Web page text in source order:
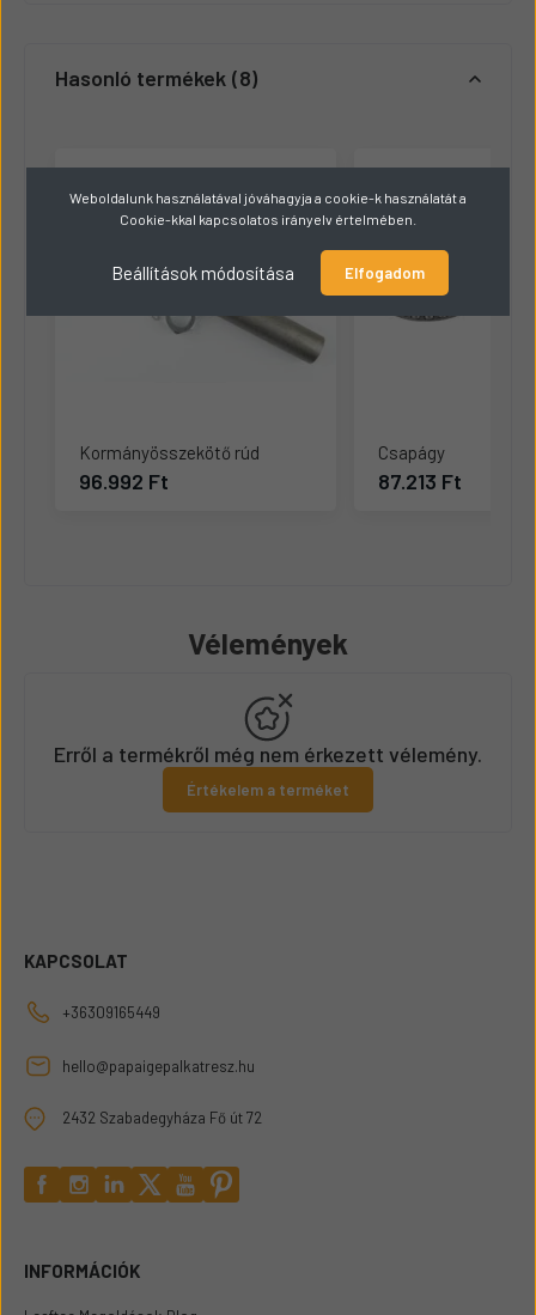
Hasonló termékek 8
Kormányösszekötő rúd
96.992 Ft
Csapágy
87.213 Ft
Vélemények
Erről a termékről még nem érkezett vélemény.
Értékelem a terméket
KAPCSOLAT
+36309165449
hello@papaigepalkatresz.hu
2432 Szabadegyháza Fő út 72
INFORMÁCIÓK
Weboldalunk használatával jóváhagyja a cookie-k használatát a
Cookie-kkal kapcsolatos irányelv értelmében.
Beállítások módosítása Elfogadom